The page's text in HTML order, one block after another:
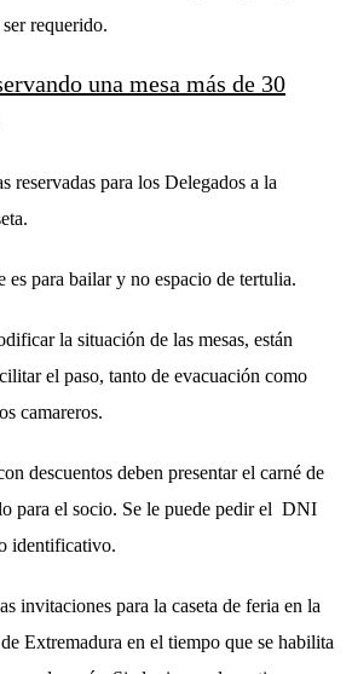
requerido.
una mesa más de 30
reservadas para los Delegados a la
es para bailar y no espacio de tertulia.
la situación de las mesas, están
el paso, tanto de evacuación como
camareros.
descuentos deben presentar el carné de
para el socio. Se le puede pedir el DNI
identificativo.
invitaciones para la caseta de feria en la
Extremadura en el tiempo que se habilita